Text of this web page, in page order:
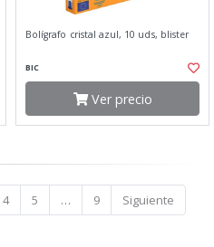
Bolígrafo cristal azul, 10 uds, blister
BIC
Ver precio
4 5 … 9 Siguiente